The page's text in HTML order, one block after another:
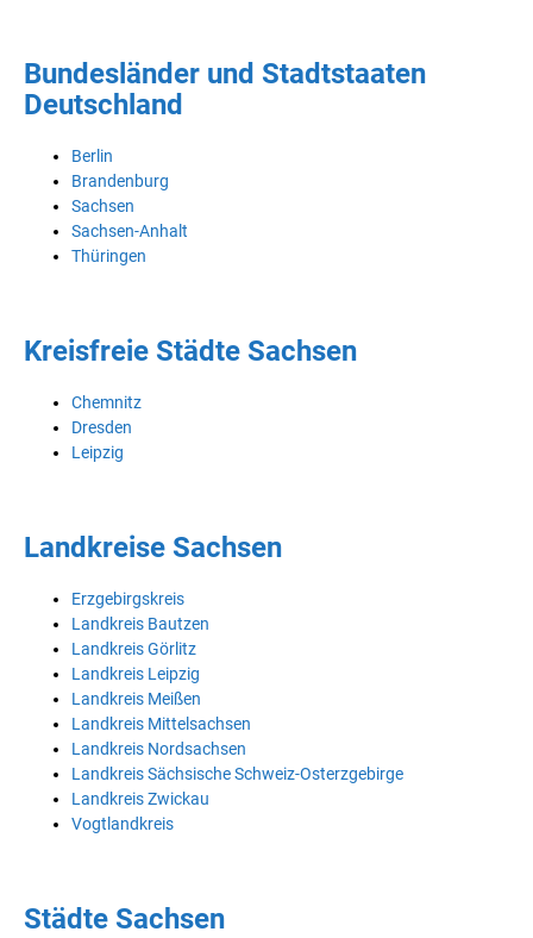
Bundesländer und Stadtstaaten
Deutschland
Berlin
Brandenburg
Sachsen
Sachsen-Anhalt
Thüringen
Kreisfreie Städte Sachsen
Chemnitz
Dresden
Leipzig
Landkreise Sachsen
Erzgebirgskreis
Landkreis Bautzen
Landkreis Görlitz
Landkreis Leipzig
Landkreis Meißen
Landkreis Mittelsachsen
Landkreis Nordsachsen
Landkreis Sächsische Schweiz-Osterzgebirge
Landkreis Zwickau
Vogtlandkreis
Städte Sachsen